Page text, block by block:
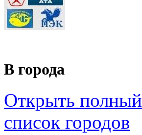
В города
Открыть полный
список городов